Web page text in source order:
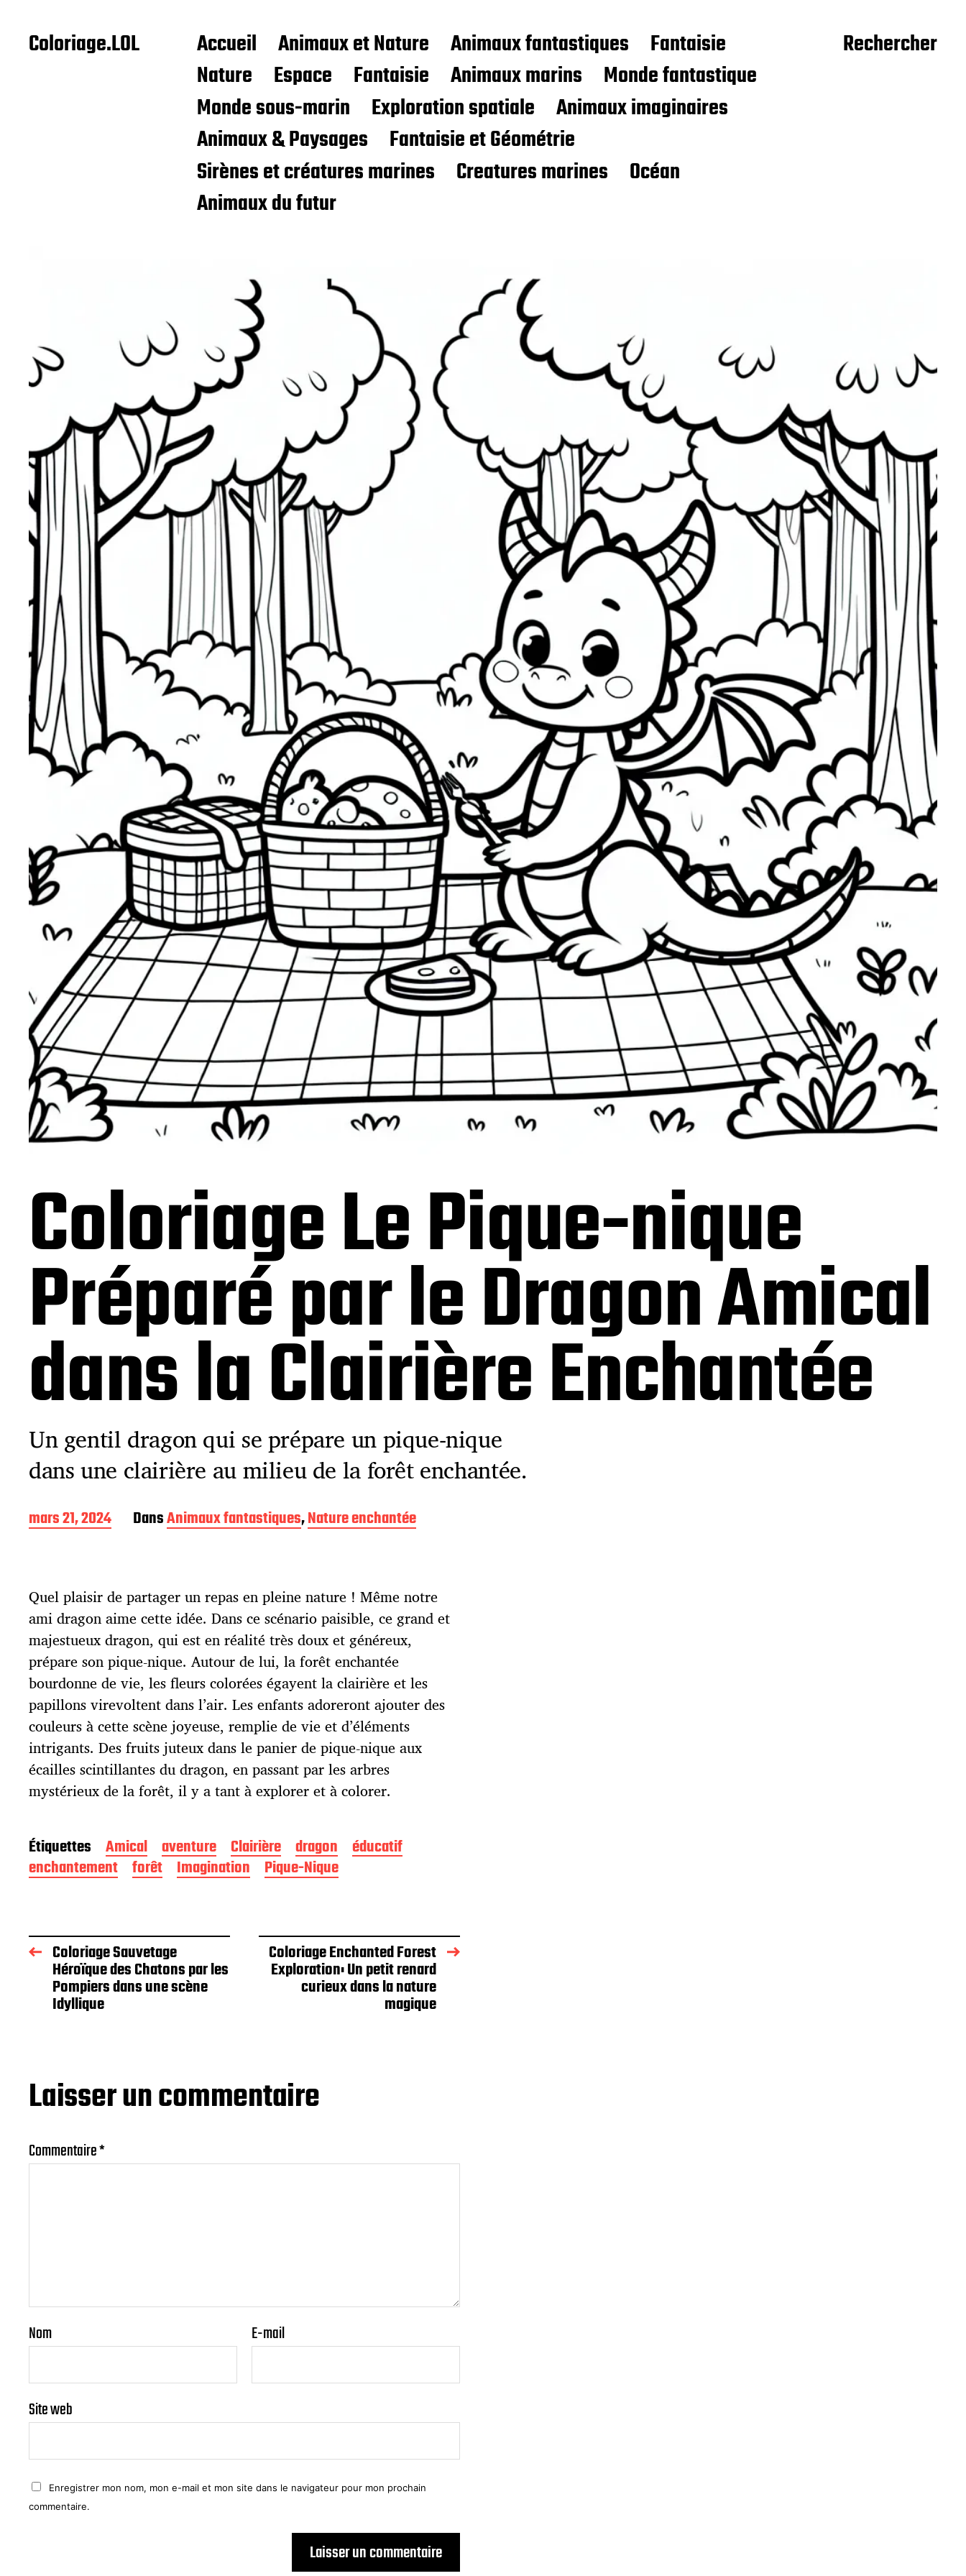
Coloriage.LOL Accueil Animaux et Nature Animaux fantastiques
Fantaisie
Nature
Espace Fantaisie Animaux marins
Monde fantastique
Monde sous-marin
Exploration spatiale
Animaux imaginaires
Animaux & Paysages
Fantaisie et Géométrie
Sirènes et créatures marines
Creatures marines
Océan
Animaux du futur
Rechercher
Coloriage Le Pique-nique
Préparé par le Dragon Amical
dans la Clairière Enchantée
Un gentil dragon qui se prépare un pique-nique
dans une clairière au milieu de la forêt enchantée.
D
a
e
p
u
b
l
i
c
a
t
i
o
n
mars 21, 2024 DansAnimaux fantastiques,Nature enchantée
Quel plaisir de partager un repas en pleine nature ! Même notre
ami dragon aime cette idée. Dans ce scénario paisible, ce grand et
majestueux dragon, qui est en réalité très doux et généreux,
prépare son pique-nique. Autour de lui, la forêt enchantée
bourdonne de vie, les fleurs colorées égayent la clairière et les
papillons virevoltent dans l’air. Les enfants adoreront ajouter des
couleurs à cette scène joyeuse, remplie de vie et d’éléments
intrigants. Des fruits juteux dans le panier de pique-nique aux
écailles scintillantes du dragon, en passant par les arbres
mystérieux de la forêt, il y a tant à explorer et à colorer.
Étiquettes Amical aventure Clairière dragon
éducatif
enchantement forêt Imagination Pique-Nique
Coloriage Sauvetage
Héroïque des Chatons par les
Pompiers dans une scène
Idyllique
Coloriage Enchanted Forest
Exploration: Un petit renard
curieux dans la nature
magique
Laisser un commentaire
Commentaire*
Nom E-mail
Site web
Enregistrer mon nom, mon e-mail et mon site dans le navigateur pour mon prochain
commentaire.